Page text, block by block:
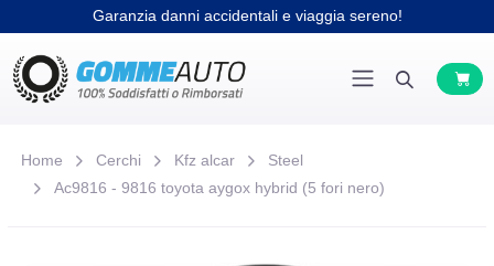
Garanzia danni accidentali e viaggia sereno!
Home Cerchi Kfz alcar
Steel
Ac9816 - 9816 toyota aygox hybrid (5 fori nero)